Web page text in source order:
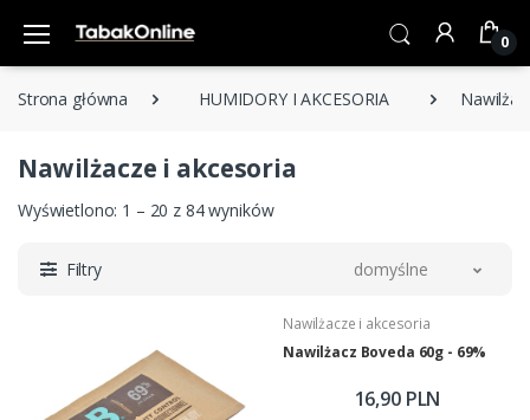
0
Strona główna HUMIDORY I AKCESORIA
Nawilżacze i akcesoria
Wyświetlono: 1 – 20 z 84 wyników
Filtry domyślne
Nawilżacze i akcesoria
Nawilżacz Boveda 60g - 69%
16,90 PLN